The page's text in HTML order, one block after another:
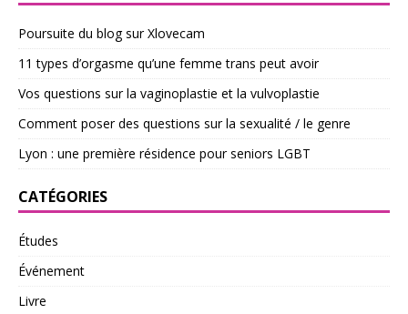
Poursuite du blog sur Xlovecam
11 types d’orgasme qu’une femme trans peut avoir
Vos questions sur la vaginoplastie et la vulvoplastie
Comment poser des questions sur la sexualité / le genre
Lyon : une première résidence pour seniors LGBT
CATÉGORIES
Études
Événement
Livre